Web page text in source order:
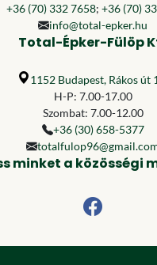
+36 (70) 332 7658; +36 (70)
info@total-epker.hu
Total-Épker-Fülöp
1152 Budapest, Rákos út
H-P: 7.00-17.00
Szombat: 7.00-12.00
+36 (30) 658-5377
minket a közösségi